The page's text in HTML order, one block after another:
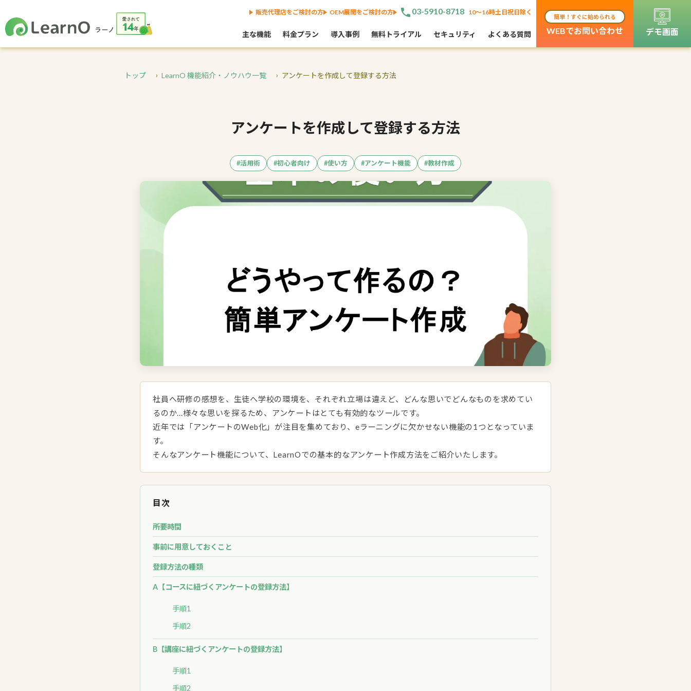
販売代理店をご検討の方 OEM展開をご検討の方 phone 03-5910-8718 10〜16時土日祝日除く
主な機能 料金プラン 導入事例 無料トライアル セキュリティ よくある質問
簡単！すぐに始められる
WEBでお問い合わせ デモ画面
トップ LearnO 機能紹介・ノウハウ一覧 アンケートを作成して登録する方法
アンケートを作成して登録する方法
#活用術 #初心者向け #使い方 #アンケート機能 #教材作成
社員へ研修の感想を、生徒へ学校の環境を、それぞれ立場は違えど、どんな思いでどんなものを求めてい
るのか...様々な思いを探るため、アンケートはとても有効的なツールです。
近年では「アンケートのWeb化」が注目を集めており、eラーニングに欠かせない機能の1つとなっていま
す。
そんなアンケート機能について、LearnOでの基本的なアンケート作成方法をご紹介いたします。
目次
所要時間
事前に用意しておくこと
登録方法の種類
A【コースに紐づくアンケートの登録方法】
手順1
手順2
B【講座に紐づくアンケートの登録方法】
手順1
手順2